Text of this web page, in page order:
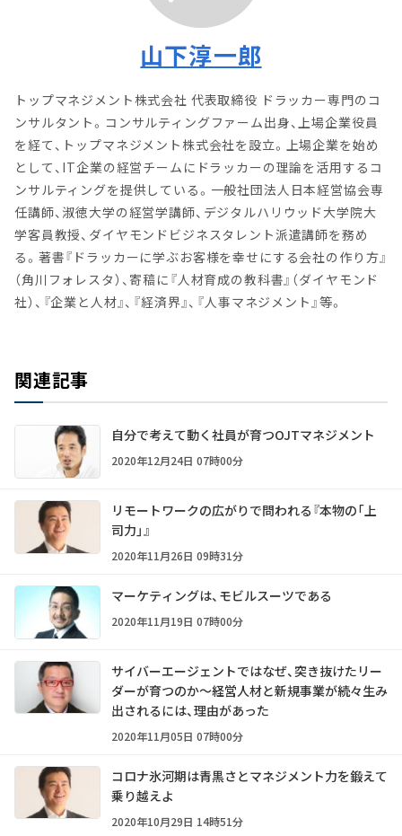
山下淳一郎
トップマネジメント株式会社 代表取締役 ドラッカー専門のコ
ンサルタント。コンサルティングファーム出身、上場企業役員
を経て、トップマネジメント株式会社を設立。上場企業を始め
として、IT企業の経営チームにドラッカーの理論を活用するコ
ンサルティングを提供している。一般社団法人日本経営協会専
任講師、淑徳大学の経営学講師、デジタルハリウッド大学院大
学客員教授、ダイヤモンドビジネスタレント派遣講師を務め
る。著書『ドラッカーに学ぶお客様を幸せにする会社の作り方』
（角川フォレスタ）、寄稿に『人材育成の教科書』（ダイヤモンド
社）、『企業と人材』、『経済界』、『人事マネジメント』等。
関連記事
自分で考えて動く社員が育つOJTマネジメント
2020年12月24日 07時00分
リモートワークの広がりで問われる『本物の「上
司力」』
2020年11月26日 09時31分
マーケティングは、モビルスーツである
2020年11月19日 07時00分
サイバーエージェントではなぜ、突き抜けたリー
ダーが育つのか～経営人材と新規事業が続々生み
出されるには、理由があった
2020年11月05日 07時00分
コロナ氷河期は青黒さとマネジメント力を鍛えて
乗り越えよ
2020年10月29日 14時51分